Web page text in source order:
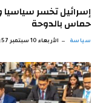
إسرائيل تخسر
حماس بالدوحة
سياسة الأربعاء 10 سبتمبر 3:57 م